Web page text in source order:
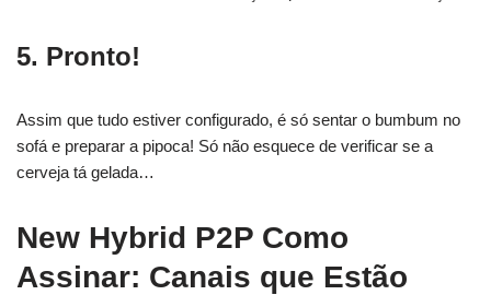
5. Pronto!
Assim que tudo estiver configurado, é só sentar o bumbum no
sofá e preparar a pipoca! Só não esquece de verificar se a
cerveja tá gelada…
New Hybrid P2P Como
Assinar: Canais que Estão